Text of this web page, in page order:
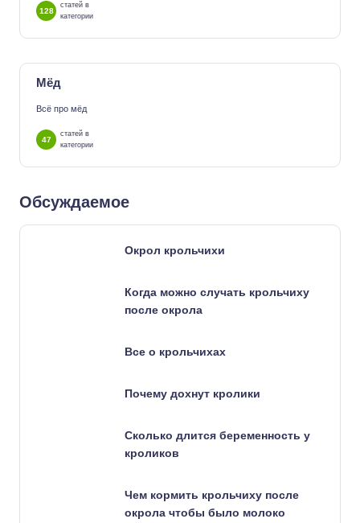
128
статей в
категории
Мёд
Всё про мёд
47
статей в
категории
Обсуждаемое
Окрол крольчихи
Когда можно случать крольчиху
после окрола
Все о крольчихах
Почему дохнут кролики
Сколько длится беременность у
кроликов
Чем кормить крольчиху после
окрола чтобы было молоко